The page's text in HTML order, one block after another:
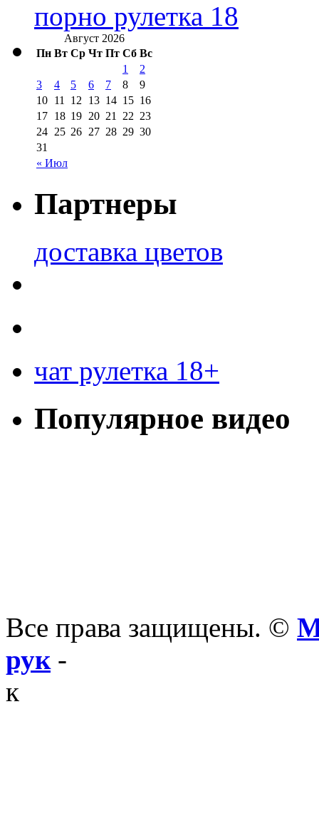
порно рулетка 18
Август 2026
Пн Вт Ср Чт Пт Сб Вс
« Июл
1
2
3
4 5 6 7 8
9
10 11 12 13 14 15 16
17 18 19 20 21 22 23
24 25 26 27 28 29 30
31
Партнеры
доставка цветов
чат рулетка 18+
Популярное видео
Все права защищены. ©
рук-
к